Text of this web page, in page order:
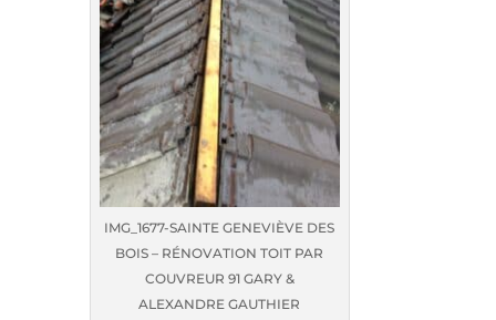
IMG_1677-SAINTE GENEVIÈVE DES
BOIS – RÉNOVATION TOIT PAR
COUVREUR 91 GARY &
ALEXANDRE GAUTHIER